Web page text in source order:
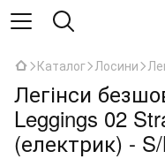
Каталог Лосини
Легінси
Leggings 02
(електрик) -